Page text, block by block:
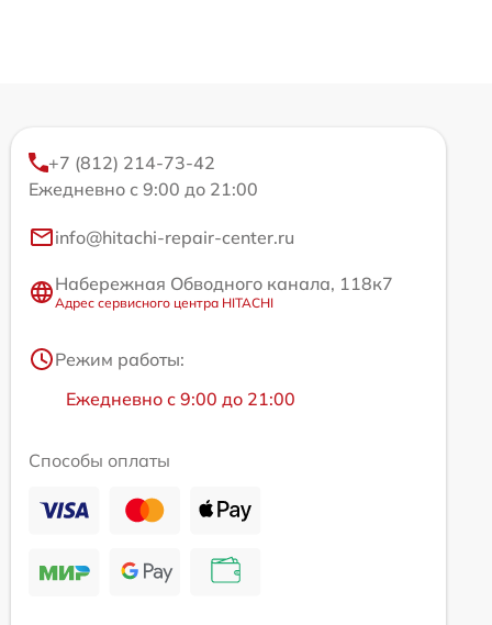
+7 (812) 214-73-42
Ежедневно с 9:00 до 21:00
info@hitachi-repair-center.ru
Набережная Обводного канала, 118к7
Адрес сервисного центра HITACHI
Режим работы:
Ежедневно с 9:00 до 21:00
Способы оплаты